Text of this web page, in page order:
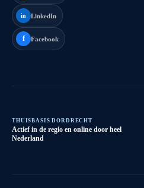
in LinkedIn
f Facebook
THUISBASIS DORDRECHT
Actief in de regio en online door heel
Nederland